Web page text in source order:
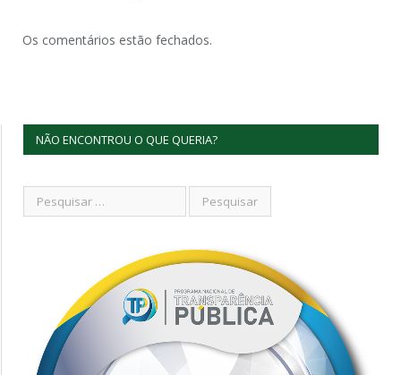
Os comentários estão fechados.
NÃO ENCONTROU O QUE QUERIA?